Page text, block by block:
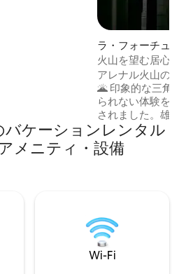
ラ・フォーチュナ
ス
火山を望む居心地
ジー＆デッキ付き
アレナル火山の前
🌋 印象的な三角屋根のキャビンは、忘れ
られない体験を求
されました。雄大
前に位置し、景色
く、映画のような
黒いデザインの大
ブ、パノラマ窓、
ラウンジをお楽し
バケーションレンタル
メニティ・設備
Wi-Fi